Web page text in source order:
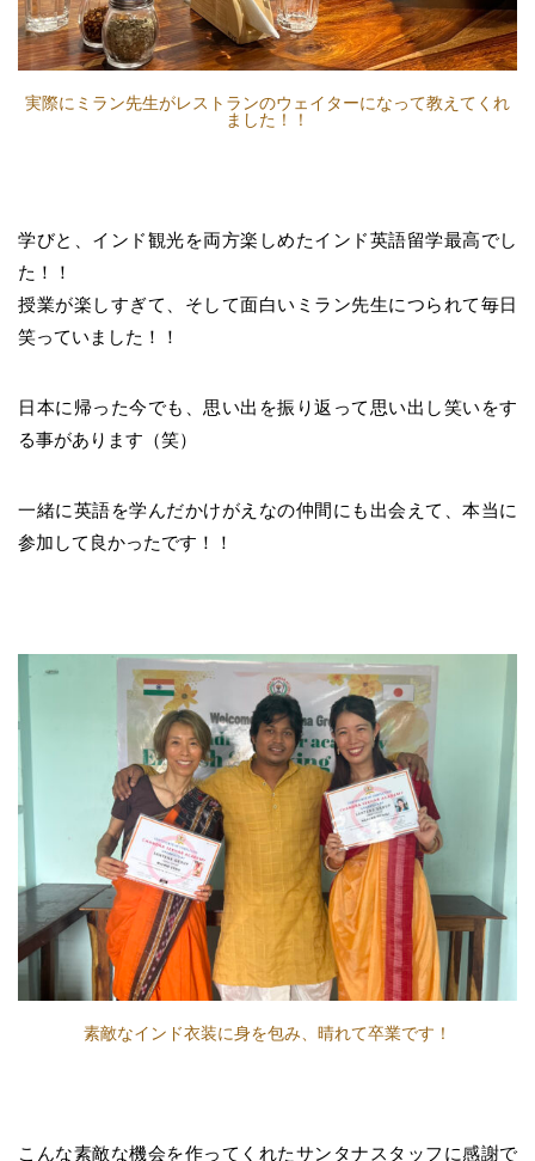
実際にミラン先生がレストランのウェイターになって教えてくれ
ました！！
学びと、インド観光を両方楽しめたインド英語留学最高でし
た！！
授業が楽しすぎて、そして面白いミラン先生につられて毎日
笑っていました！！
日本に帰った今でも、思い出を振り返って思い出し笑いをす
る事があります（笑）
一緒に英語を学んだかけがえなの仲間にも出会えて、本当に
参加して良かったです！！
素敵なインド衣装に身を包み、晴れて卒業です！
こんな素敵な機会を作ってくれたサンタナスタッフに感謝で